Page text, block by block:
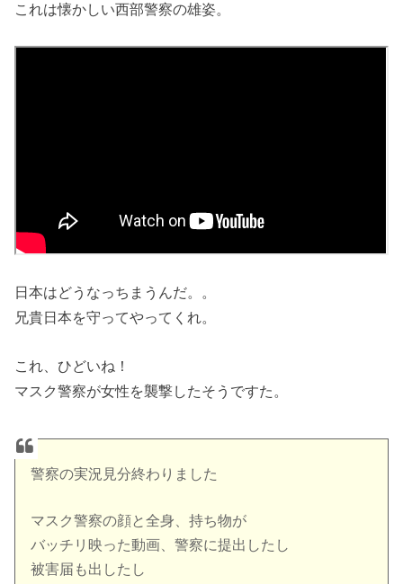
これは懐かしい西部警察の雄姿。
日本はどうなっちまうんだ。。
兄貴日本を守ってやってくれ。
これ、ひどいね！
マスク警察が女性を襲撃したそうですた。
警察の実況見分終わりました
マスク警察の顔と全身、持ち物が
バッチリ映った動画、警察に提出したし
被害届も出したし